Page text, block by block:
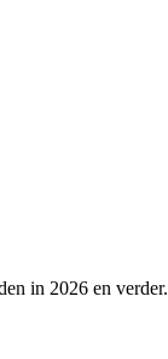
in 2026 en verder.